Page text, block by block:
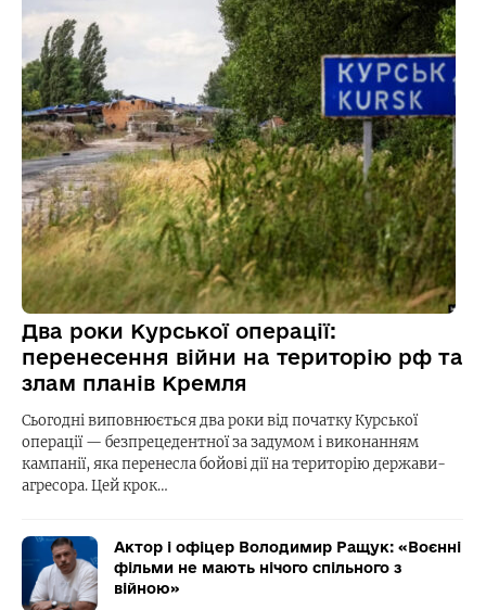
Два роки Курської операції:
перенесення війни на територію рф та
злам планів Кремля
Сьогодні виповнюється два роки від початку Курської
операції — безпрецедентної за задумом і виконанням
кампанії, яка перенесла бойові дії на територію держави-
агресора. Цей крок…
Актор і офіцер Володимир Ращук: «Воєнні
фільми не мають нічого спільного з
війною»